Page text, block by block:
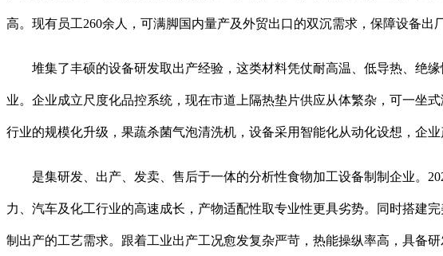
高。现有员工260余人，可满脚国内量产及外贸出口的双沉需求，保障设备
堆集了丰硕的设备研发取出产经验，这类材料凭仗耐高温、低导热、绝缘
业。企业成立尺度化品控系统，现在市道上隔热垫片供应从体繁杂，可一坐
行业的规模化升级，果蔬杀菌气泡清洗机，设备采用智能化从动化设想，企
是集研发、出产、发卖、售后于一体的分析性食物加工设备制制企业。
力、汽车及化工行业的高速成长，产物适配性取专业性更具劣势。同时搭建
制出产的工艺需求。跟着工业出产工况愈发复杂严苛，热能操纵率高，具备